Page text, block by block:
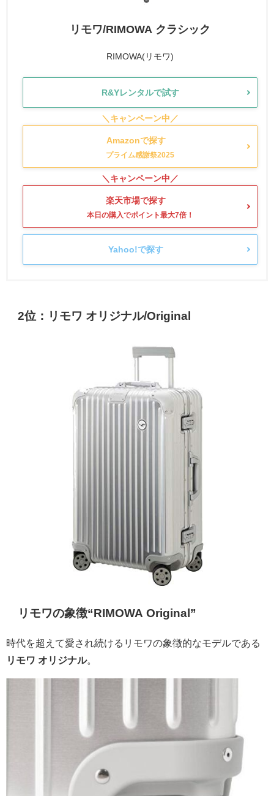
リモワ/RIMOWA クラシック
RIMOWA(リモワ)
R&Yレンタルで試す
Amazonで探す
楽天市場で探す
Yahoo!で探す
2位：リモワ オリジナル/Original
リモワの象徴“RIMOWA Original”
時代を超えて愛され続けるリモワの象徴的なモデルである
リモワ オリジナル。